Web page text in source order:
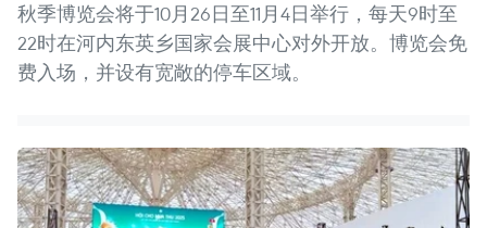
秋季博览会将于10月26日至11月4日举行，每天9时至
22时在河内东英乡国家会展中心对外开放。博览会免
费入场，并设有宽敞的停车区域。